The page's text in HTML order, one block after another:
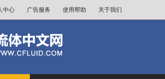
中心 广告服务 使用帮助 关于我们